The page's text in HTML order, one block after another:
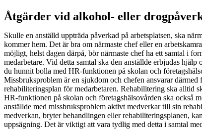
Åtgärder vid alkohol- eller
Skulle en anställd uppträda påverkad på arbetsplatsen, ska
kommer hem. Det är bra om närmaste chef eller en
möjligt, helst dagen därpå, bör närmaste chef ha ett samtal i
medarbetare. Vid detta samtal ska den anställde erbjudas hjälp
du hunnit bolla med HR-funktionen på skolan och
Missbruksproblem är en sjukdom och chefen ansvarar därmed
rehabiliteringsplan för medarbetaren. Rehabilitering ska alltid
HR-funktionen på skolan och företagshälsovården ska också
anställde med missbruksproblem aktivt medverkar till sin
medverkan, bryter behandlingen eller rehabiliteringsplanen,
uppsägning. Det är viktigt att vara tydlig med detta i samtal